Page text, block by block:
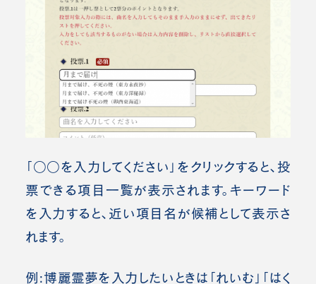
「○○を入力してください」をクリックすると、投
票できる項目一覧が表示されます。 キーワード
を入力すると、近い項目名が候補として表示さ
れます。
例:博麗霊夢を入力したいときは「れいむ」「はく